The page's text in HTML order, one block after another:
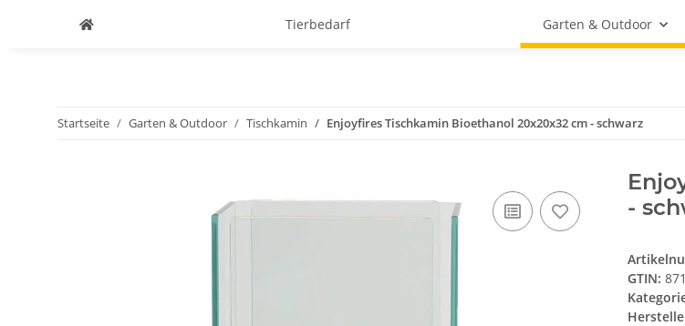
Tierbedarf Garten & Outdoor
Startseite Garten & Outdoor Tischkamin Enjoyfires Tischkamin Bioethanol 20x20x32 cm - schwarz
-
GTIN: